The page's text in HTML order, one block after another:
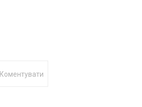
Коментувати